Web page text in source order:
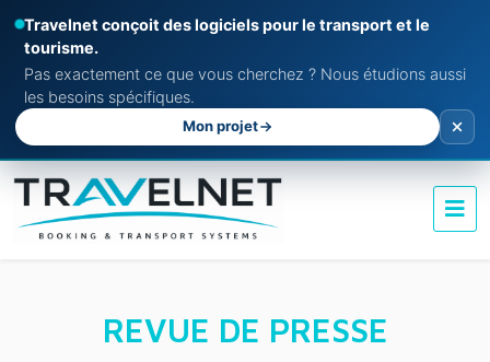
Travelnet conçoit des logiciels pour le transport et le
tourisme.
Pas exactement ce que vous cherchez ? Nous étudions aussi
les besoins spécifiques.
Mon projet
REVUE DE PRESSE